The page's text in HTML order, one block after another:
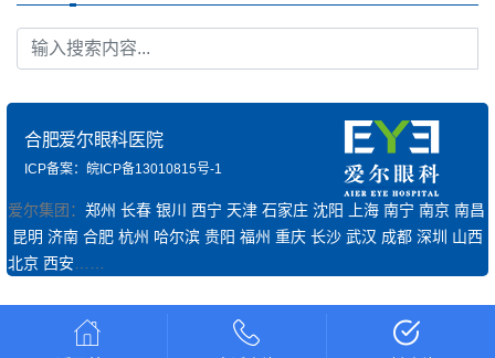
合肥爱尔眼科医院
ICP备案：皖ICP备13010815号-1
爱尔集团： 郑州 长春 银川 西宁 天津 石家庄 沈阳 上海 南宁 南京 南昌
昆明 济南 合肥 杭州 哈尔滨 贵阳 福州 重庆 长沙 武汉 成都 深圳 山西
北京 西安